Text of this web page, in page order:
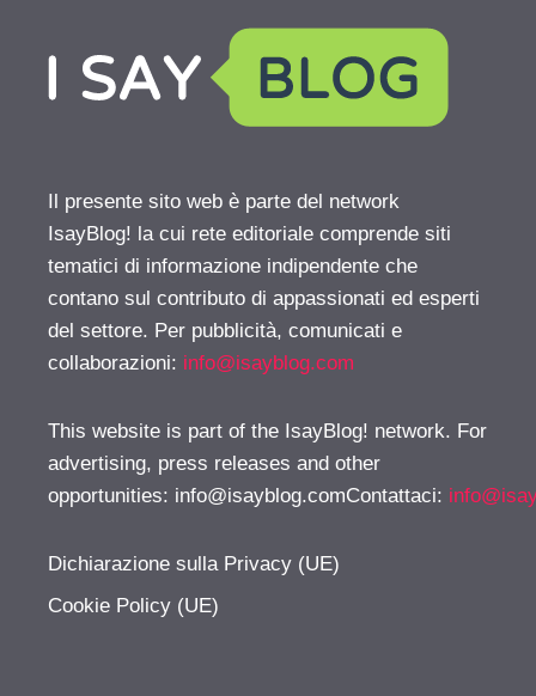
Il presente sito web è parte del network
IsayBlog! la cui rete editoriale comprende siti
tematici di informazione indipendente che
contano sul contributo di appassionati ed esperti
del settore. Per pubblicità, comunicati e
collaborazioni: info@isayblog.com
This website is part of the IsayBlog! network. For
advertising, press releases and other
opportunities: info@isayblog.comContattaci:
Dichiarazione sulla Privacy (UE)
Cookie Policy (UE)